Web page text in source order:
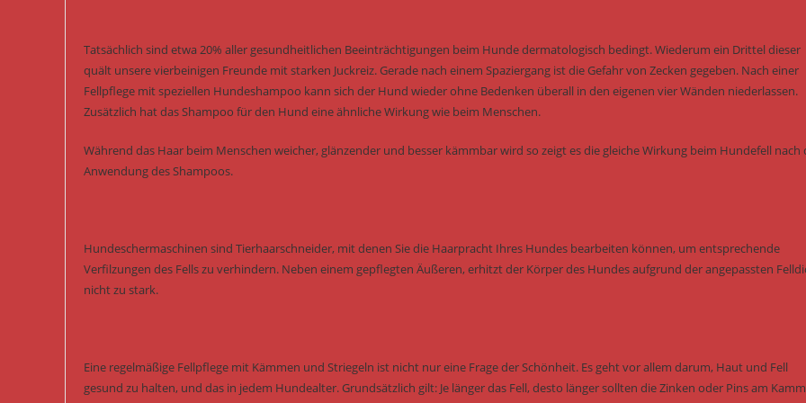
Tatsächlich sind etwa 20% aller gesundheitlichen Beeinträchtigungen beim Hunde dermatologisch bedingt. Wiederum ein Drittel dieser
quält unsere vierbeinigen Freunde mit starken Juckreiz. Gerade nach einem Spaziergang ist die Gefahr von Zecken gegeben. Nach einer
Fellpflege mit speziellen Hundeshampoo kann sich der Hund wieder ohne Bedenken überall in den eigenen vier Wänden niederlassen.
Zusätzlich hat das Shampoo für den Hund eine ähnliche Wirkung wie beim Menschen.
Während das Haar beim Menschen weicher, glänzender und besser kämmbar wird so zeigt es die gleiche Wirkung beim Hundefell nach
Anwendung des Shampoos.
Hundeschermaschinen sind Tierhaarschneider, mit denen Sie die Haarpracht Ihres Hundes bearbeiten können, um entsprechende
Verfilzungen des Fells zu verhindern. Neben einem gepflegten Äußeren, erhitzt der Körper des Hundes aufgrund der angepassten
nicht zu stark.
Eine regelmäßige Fellpflege mit Kämmen und Striegeln ist nicht nur eine Frage der Schönheit. Es geht vor allem darum, Haut und Fell
gesund zu halten, und das in jedem Hundealter. Grundsätzlich gilt: Je länger das Fell, desto länger sollten die Zinken oder Pins am Kamm